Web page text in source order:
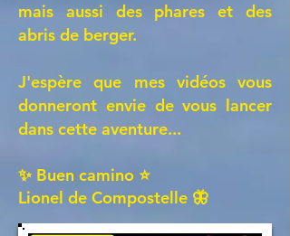
mais aussi des phares et des
abris de berger.
J'espère que mes vidéos vous
donneront envie de vous lancer
dans cette aventure...
✨ Buen camino ⭐
Lionel de Compostelle 🦋